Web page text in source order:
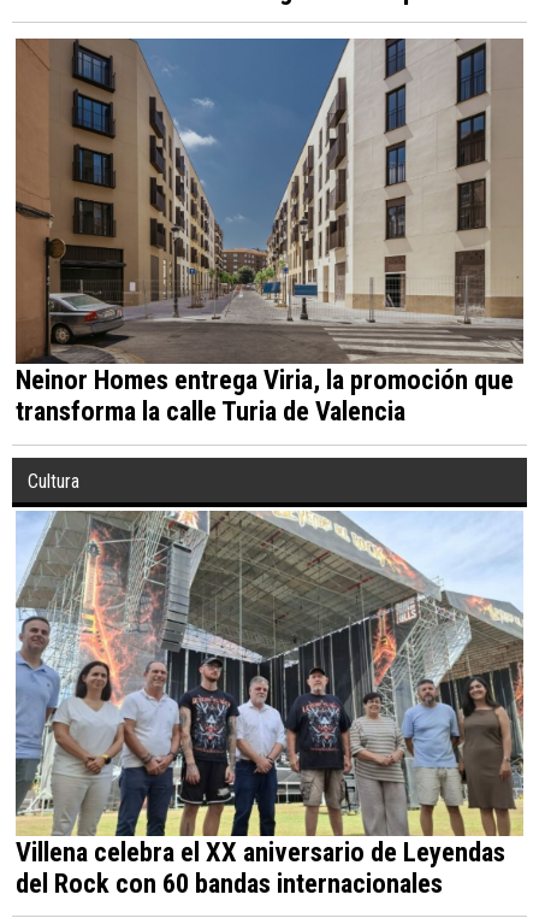
Neinor Homes entrega Viria, la promoción que
transforma la calle Turia de Valencia
Cultura
Villena celebra el XX aniversario de Leyendas
del Rock con 60 bandas internacionales